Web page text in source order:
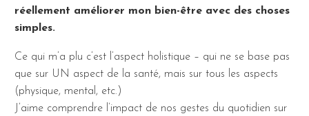
réellement améliorer mon bien-être avec des choses
simples.
Ce qui m’a plu c’est l’aspect holistique – qui ne se base pas
que sur UN aspect de la santé, mais sur tous les aspects
(physique, mental, etc.)
J’aime comprendre l’impact de nos gestes du quotidien sur